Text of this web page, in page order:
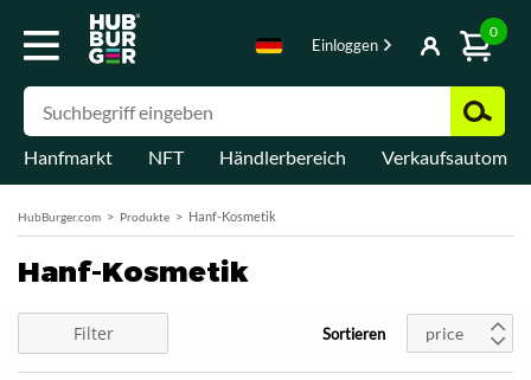
Einloggen
0
Hanfmarkt NFT Händlerbereich
HubBurger.com Produkte Hanf-Kosmetik
Hanf-Kosmetik
Filter Sortieren price